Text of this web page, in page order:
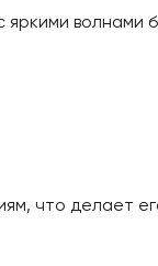
волнами
что делает